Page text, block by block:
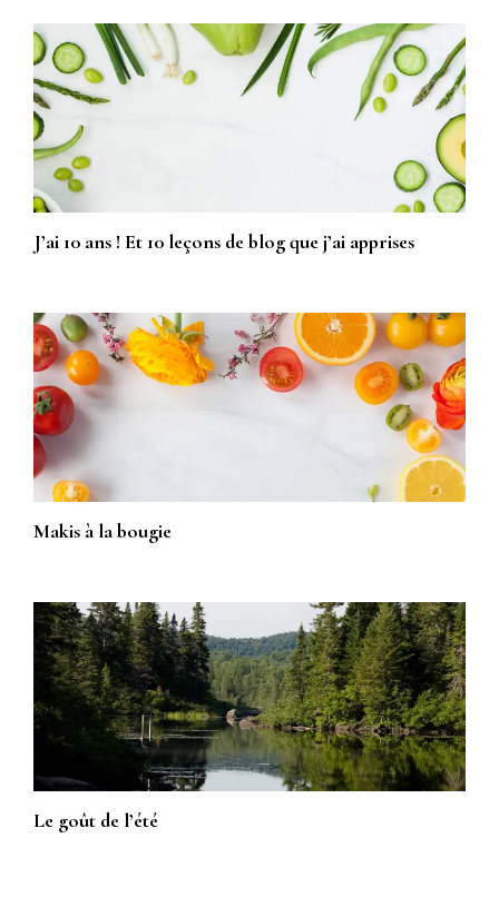
J’ai 10 ans ! Et 10 leçons de blog que j’ai apprises
Makis à la bougie
Le goût de l’été